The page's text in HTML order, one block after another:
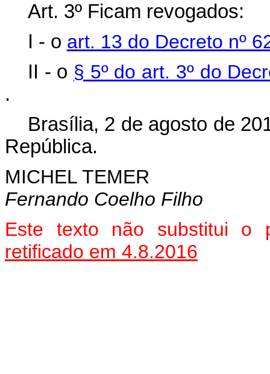
Art. 3º Ficam revogados:
I - o art. 13 do Decreto nº
II - o § 5º do art. 3º do
.
Brasília, 2 de agosto de
República.
MICHEL TEMER
Fernando Coelho Filho
Este texto não substitui o
retificado em 4.8.2016